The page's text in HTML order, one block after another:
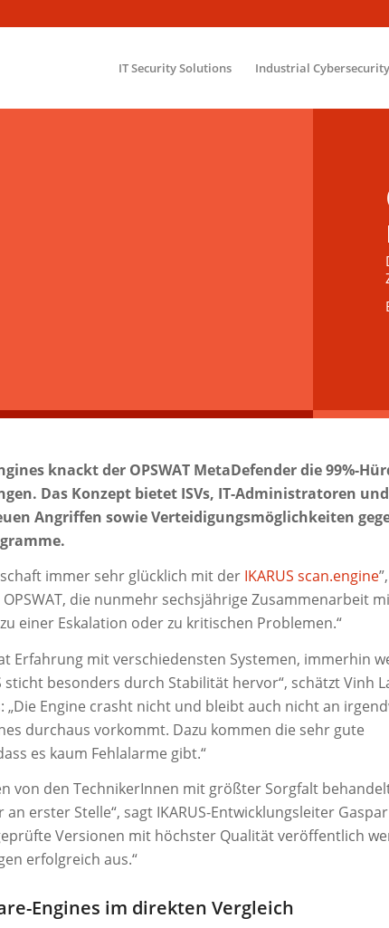
IT Security Solutions Industrial Cybersecurity
knackt der OPSWAT MetaDefender die 99%-
Das Konzept bietet ISVs, IT-Administratoren
Angriffen sowie Verteidigungsmöglichkeiten
immer sehr glücklich mit der IKARUS scan.engine
die nunmehr sechsjährige Zusammenarbeit
einer Eskalation oder zu kritischen Problemen.“
Erfahrung mit verschiedensten Systemen, immerhin
sticht besonders durch Stabilität hervor“, schätzt Vinh
Engine crasht nicht und bleibt auch nicht an
durchaus vorkommt. Dazu kommen die sehr gute
es kaum Fehlalarme gibt.“
von den TechnikerInnen mit größter Sorgfalt
erster Stelle“, sagt IKARUS-Entwicklungsleiter
Versionen mit höchster Qualität veröffentlich
erfolgreich aus.“
Engines im direkten Vergleich